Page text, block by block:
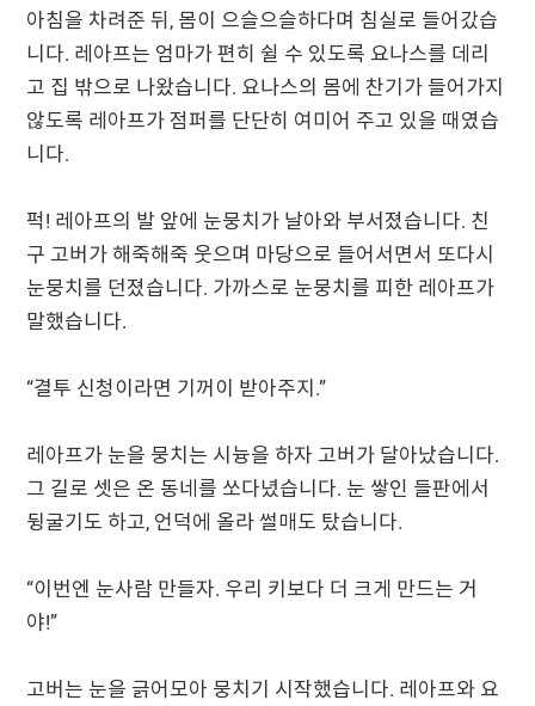
아침을 차려준 뒤, 몸이 으슬으슬하다며 침실로 들어갔습
니다. 레아프는 엄마가 편히 쉴 수 있도록 요나스를 데리
고 집 밖으로 나왔습니다. 요나스의 몸에 찬기가 들어가지
않도록 레아프가 점퍼를 단단히 여미어 주고 있을 때였습
니다.
퍽! 레아프의 발 앞에 눈뭉치가 날아와 부서졌습니다. 친
구 고버가 해죽해죽 웃으며 마당으로 들어서면서 또다시
눈뭉치를 던졌습니다. 가까스로 눈뭉치를 피한 레아프가
말했습니다.
“결투 신청이라면 기꺼이 받아주지.”
레아프가 눈을 뭉치는 시늉을 하자 고버가 달아났습니다.
그 길로 셋은 온 동네를 쏘다녔습니다. 눈 쌓인 들판에서
뒹굴기도 하고, 언덕에 올라 썰매도 탔습니다.
“이번엔 눈사람 만들자. 우리 키보다 더 크게 만드는 거
야!”
고버는 눈을 긁어모아 뭉치기 시작했습니다. 레아프와 요